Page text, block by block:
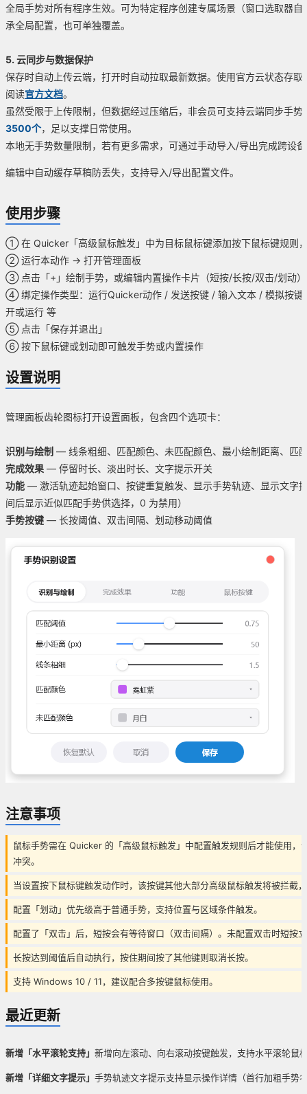
全局手势对所有程序生效。可为特定程序创建专属场景（窗口选取器
承全局配置，也可单独覆盖。
5. 云同步与数据保护
保存时自动上传云端，打开时自动拉取最新数据。使用官方云状态存
阅读官方文档。
虽然受限于上传限制，但数据经过压缩后，非会员可支持云端同步手势
3500个，足以支撑日常使用。
本地无手势数量限制，若有更多需求，可通过手动导入/导出完成跨设
编辑中自动缓存草稿防丢失，支持导入/导出配置文件。
使用步骤
① 在 Quicker「高级鼠标触发」中为目标鼠标键添加按下鼠标键规则
② 运行本动作 → 打开管理面板
③ 点击「+」绘制手势，或编辑内置操作卡片（短按/长按/双击/划动）
④ 绑定操作类型：运行Quicker动作 / 发送按键 / 输入文本 / 模拟按键
开或运行 等
⑤ 点击「保存并退出」
⑥ 按下鼠标键或划动即可触发手势或内置操作
设置说明
管理面板齿轮图标打开设置面板，包含四个选项卡：
识别与绘制 — 线条粗细、匹配颜色、未匹配颜色、最小绘制距离、匹
完成效果 — 停留时长、淡出时长、文字提示开关
功能 — 激活轨迹起始窗口、按键重复触发、显示手势轨迹、显示文字
间后显示近似匹配手势供选择，0 为禁用）
手势按键 — 长按阈值、双击间隔、划动移动阈值
注意事项
鼠标手势需在 Quicker 的「高级鼠标触发」中配置触发规则后才能使用，
冲突。
当设置按下鼠标键触发动作时，该按键其他大部分高级鼠标触发将被拦截
配置「划动」优先级高于普通手势，支持位置与区域条件触发。
配置了「双击」后，短按会有等待窗口（双击间隔）。未配置双击时短按
长按达到阈值后自动执行，按住期间按了其他键则取消长按。
支持 Windows 10 / 11，建议配合多按键鼠标使用。
最近更新
新增「水平滚轮支持」 新增向左滚动、向右滚动按键触发，支持水平滚轮鼠
新增「详细文字提示」 手势轨迹文字提示支持显示操作详情（首行加粗手势